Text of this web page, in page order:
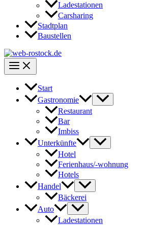
Ladestationen
Carsharing
Stadtplan
Baustellen
Start
Gastronomie
Restaurant
Bar
Imbiss
Unterkünfte
Hotel
Ferienhaus/-wohnung
Hotels
Handel
Bäckerei
Auto
Ladestationen